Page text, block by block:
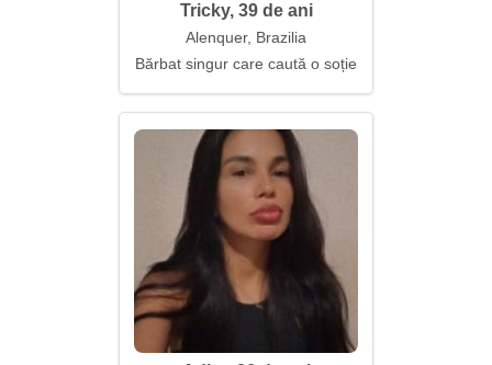
Tricky, 39 de ani
Alenquer, Brazilia
Bărbat singur care caută o soție